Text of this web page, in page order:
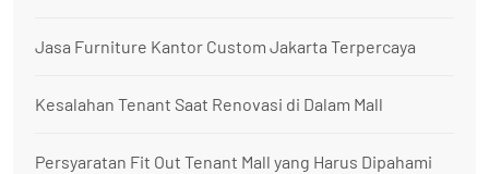
Jasa Furniture Kantor Custom Jakarta Terpercaya
Kesalahan Tenant Saat Renovasi di Dalam Mall
Persyaratan Fit Out Tenant Mall yang Harus Dipahami